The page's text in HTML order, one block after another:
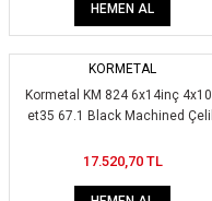
HEMEN AL
KORMETAL
Kormetal KM 824 6x14inç
et35 67.1 Black Machined
17.520,70 TL